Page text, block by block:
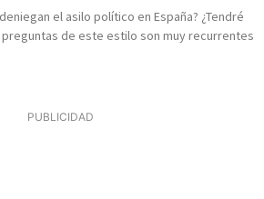
el asilo político en España? ¿Tendré
preguntas de este estilo son muy recurrentes
PUBLICIDAD